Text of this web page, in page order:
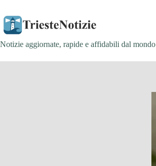
contenuto
Notizie aggiornate, rapide e affidabili dal mondo